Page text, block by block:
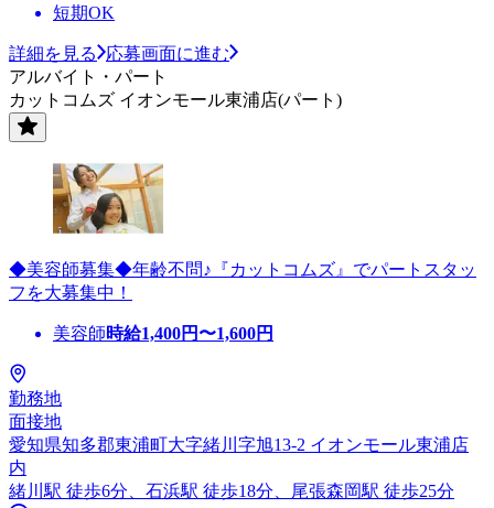
短期OK
詳細を見る
応募画面に進む
アルバイト・パート
カットコムズ イオンモール東浦店(パート)
◆美容師募集◆年齢不問♪『カットコムズ』でパートスタッ
フを大募集中！
美容師時給1,400円〜1,600円
勤務地
面接地
愛知県知多郡東浦町大字緒川字旭13-2 イオンモール東浦店
内
緒川駅 徒歩6分、石浜駅 徒歩18分、尾張森岡駅 徒歩25分